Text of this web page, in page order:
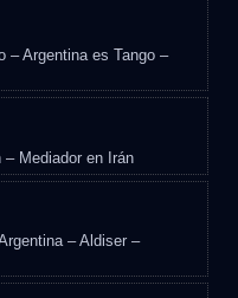
– Argentina es Tango –
Mediador en Irán
– Aldiser –